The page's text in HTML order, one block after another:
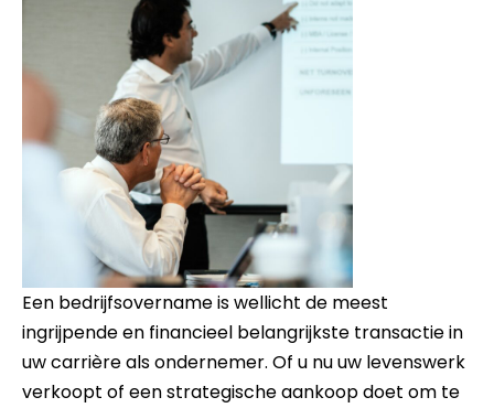
Een bedrijfsovername is wellicht de meest
ingrijpende en financieel belangrijkste transactie in
uw carrière als ondernemer. Of u nu uw levenswerk
verkoopt of een strategische aankoop doet om te